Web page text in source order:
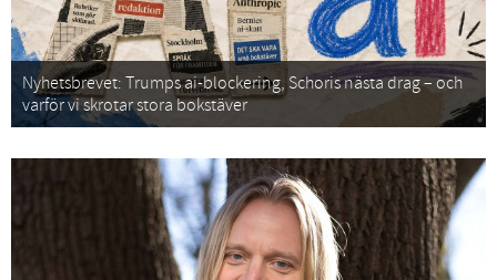
Nyhetsbrevet: Trumps ai-blockering, Schoris nästa drag – och
varför vi skrotar stora bokstäver